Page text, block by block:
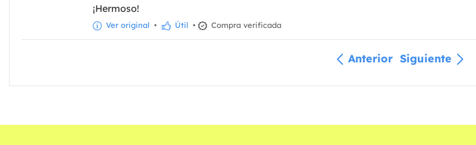
¡Hermoso!
Ver original • Útil • Compra verificada
Anterior Siguiente